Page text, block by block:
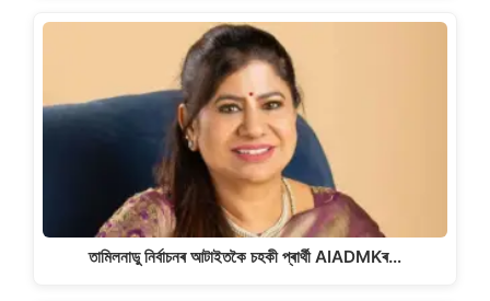
তামিলনাডু নিৰ্বাচনৰ আটাইতকৈ চহকী প্ৰাৰ্থী AIADMKৰ…